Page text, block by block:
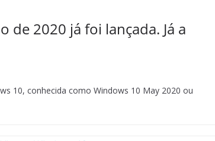
de 2020 já foi lançada. Já a
10, conhecida como Windows 10 May 2020 ou